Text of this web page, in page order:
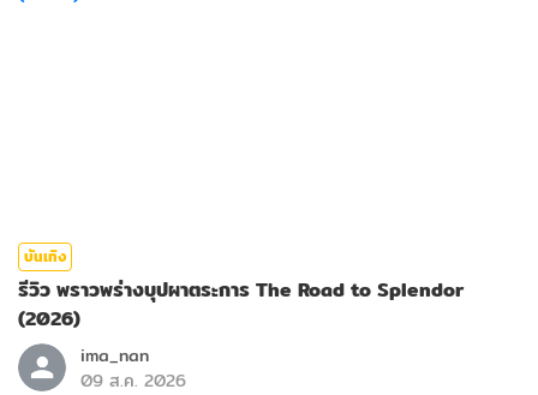
บันเทิง
รีวิว พราวพร่างบุปผาตระการ The Road to Splendor
(2026)
ima_nan
09 ส.ค. 2026